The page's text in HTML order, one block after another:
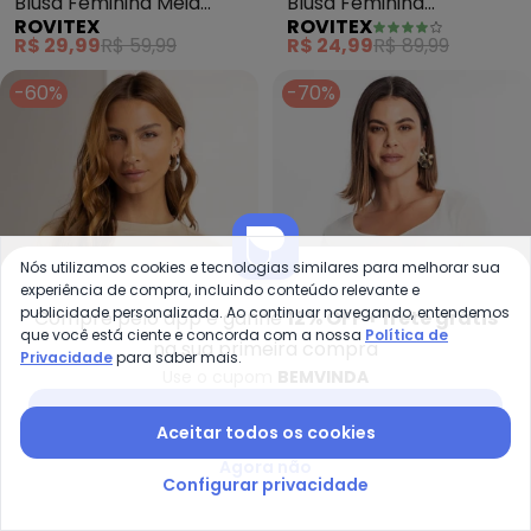
Malha 30 Básica (Bege)
ROVITEX
R$ 29,99R$ 59,99
Viscotorcion (Bege)
ROVITEX
R$ 24,99R$ 89,99
-60%
Marialícia - Blusa Feminina
Blusa Feminina com
R$ 129,90
-70%
Blusa Canelada com
Decote Princesa (Bege)
ROVITEX
R$ 26,99
Compre pelo app e ganhe12% OFF + frete grátis
na sua primeira compra
Nós utilizamos cookies e tecnologias similares para melhorar sua
experiência de compra, incluindo conteúdo relevante e
publicidade personalizada. Ao continuar navegando, entendemos
que você está ciente e concorda com a nossa Política de
Privacidadepara saber mais.
Aceitar todos os cookies
Configurar privacidade